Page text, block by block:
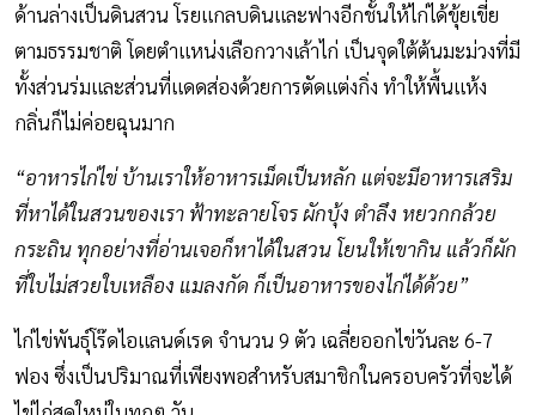
ด้านล่างเป็นดินสวน โรยแกลบดินและฟางอีกชั้นให้ไก่ได้ขุ้ยเขี่ย
ตามธรรมชาติ โดยตำแหน่งเลือกวางเล้าไก่ เป็นจุดใต้ต้นมะม่วงที่มี
ทั้งส่วนร่มและส่วนที่แดดส่องด้วยการตัดแต่งกิ่ง ทำให้พื้นแห้ง
กลิ่นก็ไม่ค่อยฉุนมาก
“อาหารไก่ไข่ บ้านเราให้อาหารเม็ดเป็นหลัก แต่จะมีอาหารเสริม
ที่หาได้ในสวนของเรา ฟ้าทะลายโจร ผักบุ้ง ตำลึง หยวกกล้วย
กระถิน ทุกอย่างที่อ่านเจอก็หาได้ในสวน โยนให้เขากิน แล้วก็ผัก
ที่ใบไม่สวยใบเหลือง แมลงกัด ก็เป็นอาหารของไก่ได้ด้วย”
ไก่ไข่พันธุ์โร๊ดไอแลนด์เรด จำนวน 9 ตัว เฉลี่ยออกไข่วันละ 6-7
ฟอง ซึ่งเป็นปริมาณที่เพียงพอสำหรับสมาชิกในครอบครัวที่จะได้